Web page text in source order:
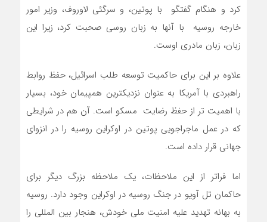
کرد و هنگام گفتگو با پوتین، و سرگئی لاوروف، وزیر امور
خارجه روسیه با آنها به زبان روسی صحبت کرد، زیرا این
زبان، زبان مادری اوست.
علاوه بر این برای حاکمیت توسعه طلب اسرائیل، حفظ روابط
راهبردی با آمریکا به عنوان نزدیکترین همپیمان خود، بسیار
با اهمیت تر از حفظ رضایت مسکو است. آن هم در شرایطی
که در عمل ماجراجویی پوتین در اوکراین روسیه را در انزوای
جهانی قرار داده است.
اما فراتر از این ملاحظات، یک ملاحظه بزرگ دیگر برای
حاکمان تل آویو در جنگ روسیه در اوکراین وجود دارد. روسیه
به بهانه تهدید علیه امنیت ملی خودش، هنجار بین المللی را